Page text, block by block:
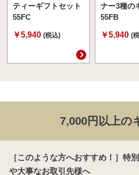
ティーギフトセット
55FC
￥5,940 (税込)
ナー3種の
55FB
￥5,940 (
7,000円以上の
［このような方へおすすめ！］特
や大事なお取引先様へ